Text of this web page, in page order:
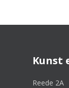
Kunst
Reede 2A